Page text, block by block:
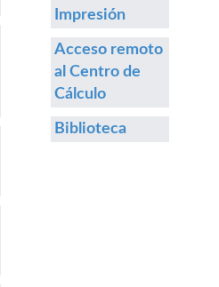
Impresión
Acceso remoto
al Centro de
Cálculo
Biblioteca